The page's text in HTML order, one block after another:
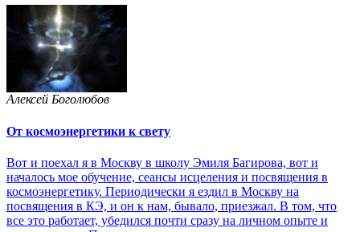
Алексей Боголюбов
От космоэнергетики к свету
Вот и поехал я в Москву в школу Эмиля Багирова, вот и
началось мое обучение, сеансы исцеления и посвящения в
космоэнергетику. Периодически я ездил в Москву на
посвящения в КЭ, и он к нам, бывало, приезжал. В том, что
все это работает, убедился почти сразу на личном опыте и